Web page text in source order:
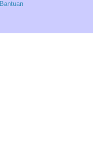
Bantuan